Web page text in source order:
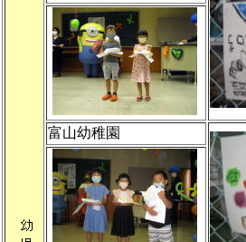
富山幼稚園